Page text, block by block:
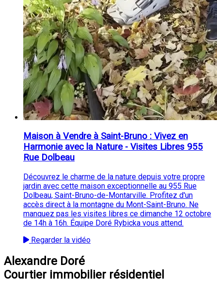
Maison à Vendre à Saint-Bruno : Vivez en
Harmonie avec la Nature - Visites Libres 955
Rue Dolbeau
Découvrez le charme de la nature depuis votre propre
jardin avec cette maison exceptionnelle au 955 Rue
Dolbeau, Saint-Bruno-de-Montarville. Profitez d'un
accès direct à la montagne du Mont-Saint-Bruno. Ne
manquez pas les visites libres ce dimanche 12 octobre
de 14h à 16h. Équipe Doré Rybicka vous attend.
Regarder la vidéo
Alexandre Doré
Courtier immobilier résidentiel